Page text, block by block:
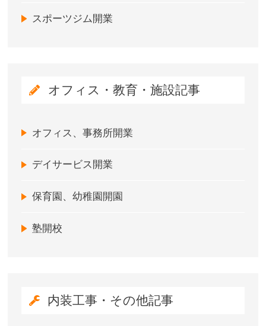
スポーツジム開業
オフィス・教育・施設記事
オフィス、事務所開業
デイサービス開業
保育園、幼稚園開園
塾開校
内装工事・その他記事